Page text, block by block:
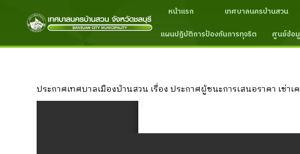
หน้าแรก เทศบาลนครบ้านสวน
แผนปฏิบัติการป้องกันการทุจริต
ศูนย์ข้อ
ประกาศเทศบาลเมืองบ้านสวน เรื่อง ประกาศผู้ชนะการเสนอราคา เช่า